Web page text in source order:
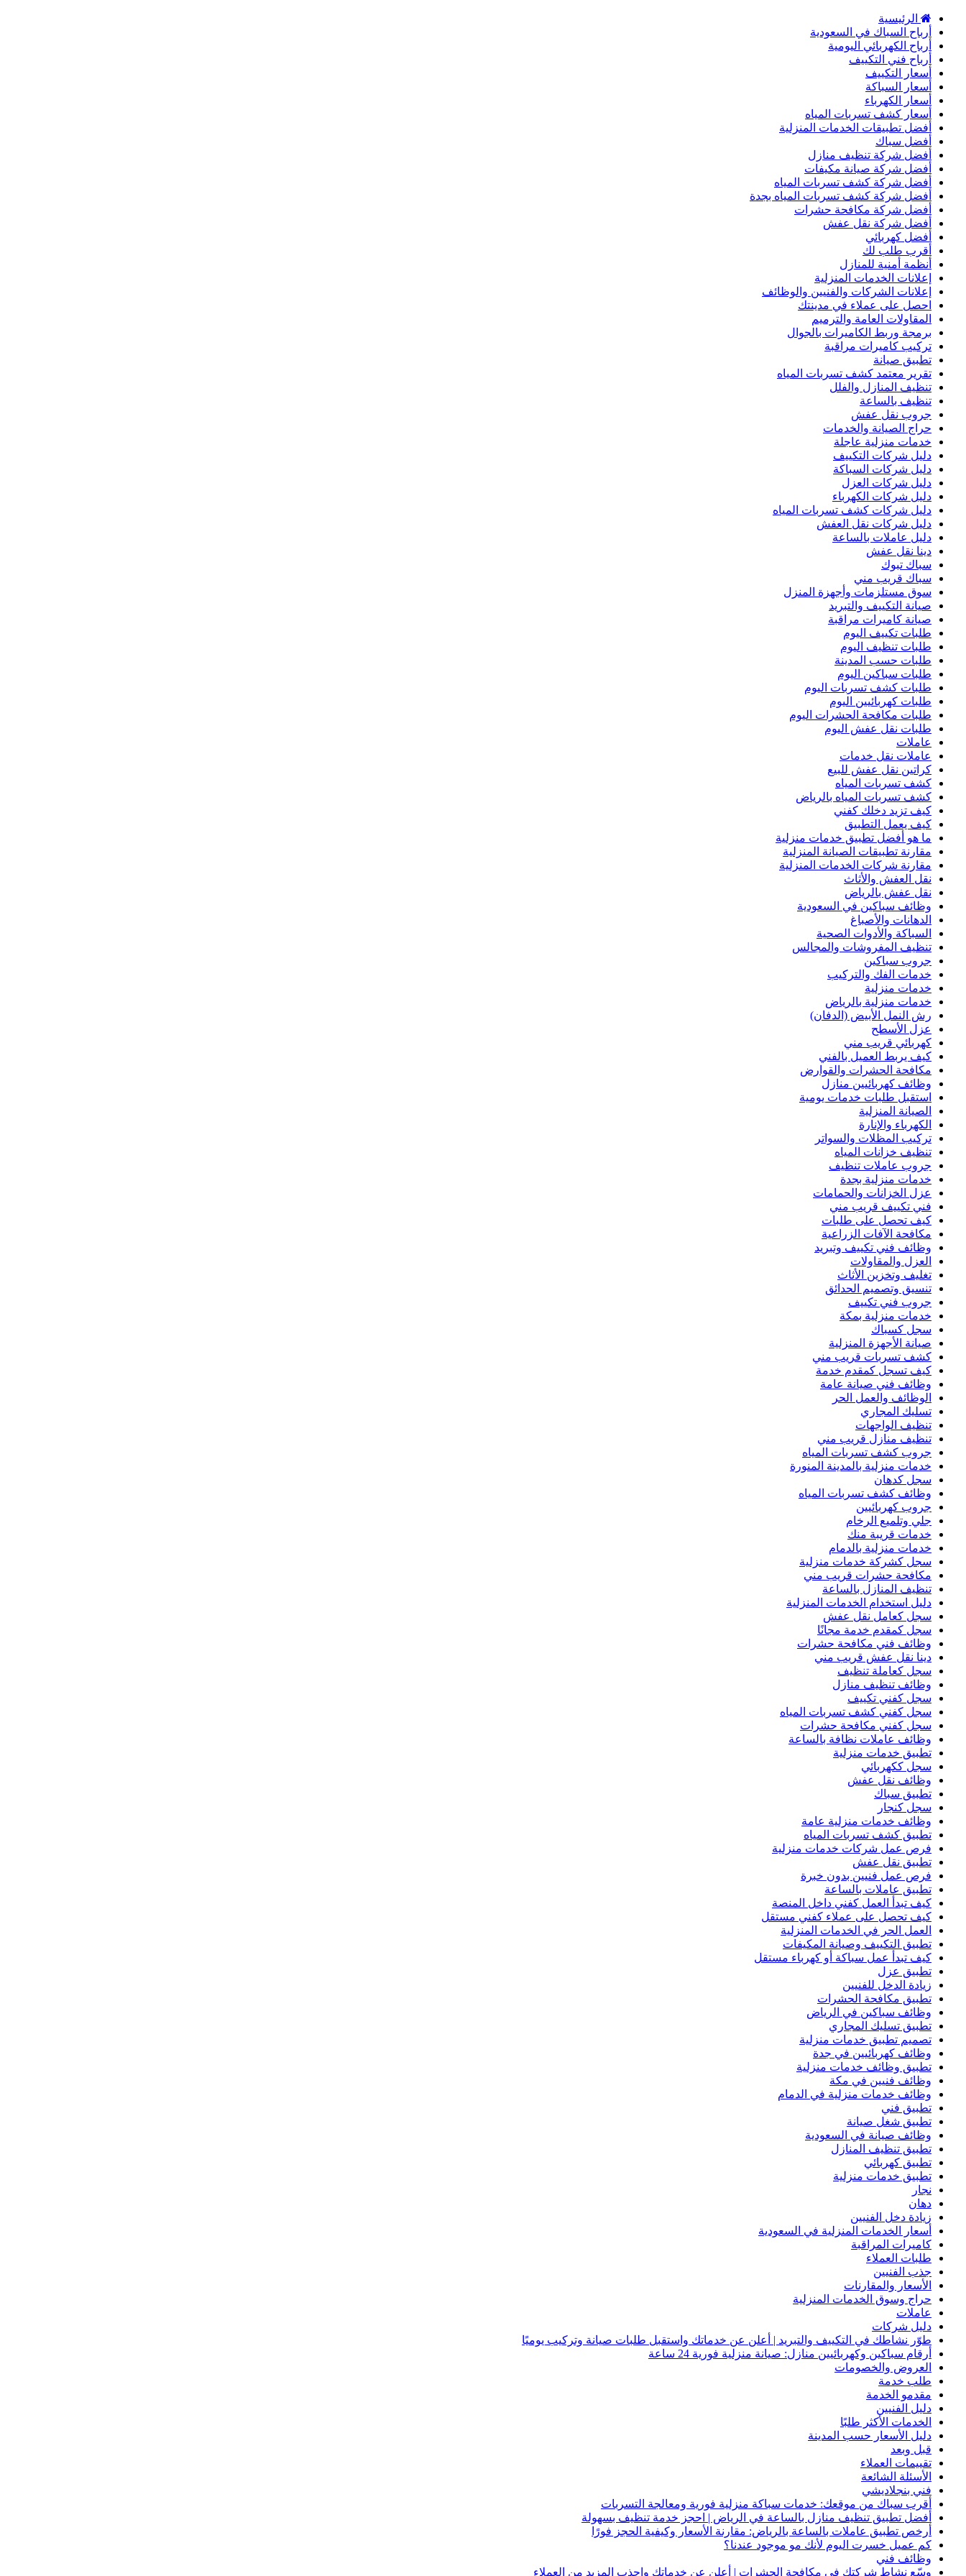
الرئيسية
أرباح السباك في السعودية
أرباح الكهربائي اليومية
أرباح فني التكييف
أسعار التكييف
أسعار السباكة
أسعار الكهرباء
أسعار كشف تسربات المياه
أفضل تطبيقات الخدمات المنزلية
أفضل سباك
أفضل شركة تنظيف منازل
أفضل شركة صيانة مكيفات
أفضل شركة كشف تسربات المياه
أفضل شركة كشف تسربات المياه بجدة
أفضل شركة مكافحة حشرات
أفضل شركة نقل عفش
أفضل كهربائي
أقرب طلب لك
أنظمة أمنية للمنازل
إعلانات الخدمات المنزلية
إعلانات الشركات والفنيين والوظائف
احصل على عملاء في مدينتك
المقاولات العامة والترميم
برمجة وربط الكاميرات بالجوال
تركيب كاميرات مراقبة
تطبيق صيانة
تقرير معتمد كشف تسربات المياه
تنظيف المنازل والفلل
تنظيف بالساعة
جروب نقل عفش
حراج الصيانة والخدمات
خدمات منزلية عاجلة
دليل شركات التكييف
دليل شركات السباكة
دليل شركات العزل
دليل شركات الكهرباء
دليل شركات كشف تسربات المياه
دليل شركات نقل العفش
دليل عاملات بالساعة
دينا نقل عفش
سباك تبوك
سباك قريب مني
سوق مستلزمات وأجهزة المنزل
صيانة التكييف والتبريد
صيانة كاميرات مراقبة
طلبات تكييف اليوم
طلبات تنظيف اليوم
طلبات حسب المدينة
طلبات سباكين اليوم
طلبات كشف تسربات اليوم
طلبات كهربائيين اليوم
طلبات مكافحة الحشرات اليوم
طلبات نقل عفش اليوم
عاملات
عاملات نقل خدمات
كراتين نقل عفش للبيع
كشف تسربات المياه
كشف تسربات المياه بالرياض
كيف تزيد دخلك كفني
كيف يعمل التطبيق
ما هو أفضل تطبيق خدمات منزلية
مقارنة تطبيقات الصيانة المنزلية
مقارنة شركات الخدمات المنزلية
نقل العفش والأثاث
نقل عفش بالرياض
وظائف سباكين في السعودية
الدهانات والأصباغ
السباكة والأدوات الصحية
تنظيف المفروشات والمجالس
جروب سباكين
خدمات الفك والتركيب
خدمات منزلية
خدمات منزلية بالرياض
رش النمل الأبيض (الدفان)
عزل الأسطح
كهربائي قريب مني
كيف يربط العميل بالفني
مكافحة الحشرات والقوارض
وظائف كهربائيين منازل
استقبل طلبات خدمات يومية
الصيانة المنزلية
الكهرباء والإنارة
تركيب المظلات والسواتر
تنظيف خزانات المياه
جروب عاملات تنظيف
خدمات منزلية بجدة
عزل الخزانات والحمامات
فني تكييف قريب مني
كيف تحصل على طلبات
مكافحة الآفات الزراعية
وظائف فني تكييف وتبريد
العزل والمقاولات
تغليف وتخزين الأثاث
تنسيق وتصميم الحدائق
جروب فني تكييف
خدمات منزلية بمكة
سجل كسباك
صيانة الأجهزة المنزلية
كشف تسربات قريب مني
كيف تسجل كمقدم خدمة
وظائف فني صيانة عامة
الوظائف والعمل الحر
تسليك المجاري
تنظيف الواجهات
تنظيف منازل قريب مني
جروب كشف تسربات المياه
خدمات منزلية بالمدينة المنورة
سجل كدهان
وظائف كشف تسربات المياه
جروب كهربائيين
جلي وتلميع الرخام
خدمات قريبة منك
خدمات منزلية بالدمام
سجل كشركة خدمات منزلية
مكافحة حشرات قريب مني
تنظيف المنازل بالساعة
دليل استخدام الخدمات المنزلية
سجل كعامل نقل عفش
سجل كمقدم خدمة مجانًا
وظائف فني مكافحة حشرات
دينا نقل عفش قريب مني
سجل كعاملة تنظيف
وظائف تنظيف منازل
سجل كفني تكييف
سجل كفني كشف تسربات المياه
سجل كفني مكافحة حشرات
وظائف عاملات نظافة بالساعة
تطبيق خدمات منزلية
سجل ككهربائي
وظائف نقل عفش
تطبيق سباك
سجل كنجار
وظائف خدمات منزلية عامة
تطبيق كشف تسربات المياه
فرص عمل شركات خدمات منزلية
تطبيق نقل عفش
فرص عمل فنيين بدون خبرة
تطبيق عاملات بالساعة
كيف تبدأ العمل كفني داخل المنصة
كيف تحصل على عملاء كفني مستقل
العمل الحر في الخدمات المنزلية
تطبيق التكييف وصيانة المكيفات
كيف تبدأ عمل سباكة أو كهرباء مستقل
تطبيق عزل
زيادة الدخل للفنيين
تطبيق مكافحة الحشرات
وظائف سباكين في الرياض
تطبيق تسليك المجاري
تصميم تطبيق خدمات منزلية
وظائف كهربائيين في جدة
تطبيق وظائف خدمات منزلية
وظائف فنيين في مكة
وظائف خدمات منزلية في الدمام
تطبيق فني
تطبيق شغل صيانة
وظائف صيانة في السعودية
تطبيق تنظيف المنازل
تطبيق كهربائي
تطبيق خدمات منزلية
نجار
دهان
زيادة دخل الفنيين
أسعار الخدمات المنزلية في السعودية
كاميرات المراقبة
طلبات العملاء
جذب الفنيين
الأسعار والمقارنات
حراج وسوق الخدمات المنزلية
عاملات
دليل شركات
طوّر نشاطك في التكييف والتبريد | أعلن عن خدماتك واستقبل طلبات صيانة وتركيب يوميًا
أرقام سباكين وكهربائيين منازل: صيانة منزلية فورية 24 ساعة
العروض والخصومات
طلب خدمة
مقدمو الخدمة
دليل الفنيين
الخدمات الأكثر طلبًا
دليل الأسعار حسب المدينة
قبل وبعد
تقييمات العملاء
الأسئلة الشائعة
فني بنجلاديشي
أقرب سباك من موقعك: خدمات سباكة منزلية فورية ومعالجة التسربات
أفضل تطبيق تنظيف منازل بالساعة في الرياض | احجز خدمة تنظيف بسهولة
أرخص تطبيق عاملات بالساعة بالرياض: مقارنة الأسعار وكيفية الحجز فورًا
كم عميل خسرت اليوم لأنك مو موجود عندنا؟
وظائف فني
وسّع نشاط شركتك في مكافحة الحشرات | أعلن عن خدماتك واجذب المزيد من العملاء